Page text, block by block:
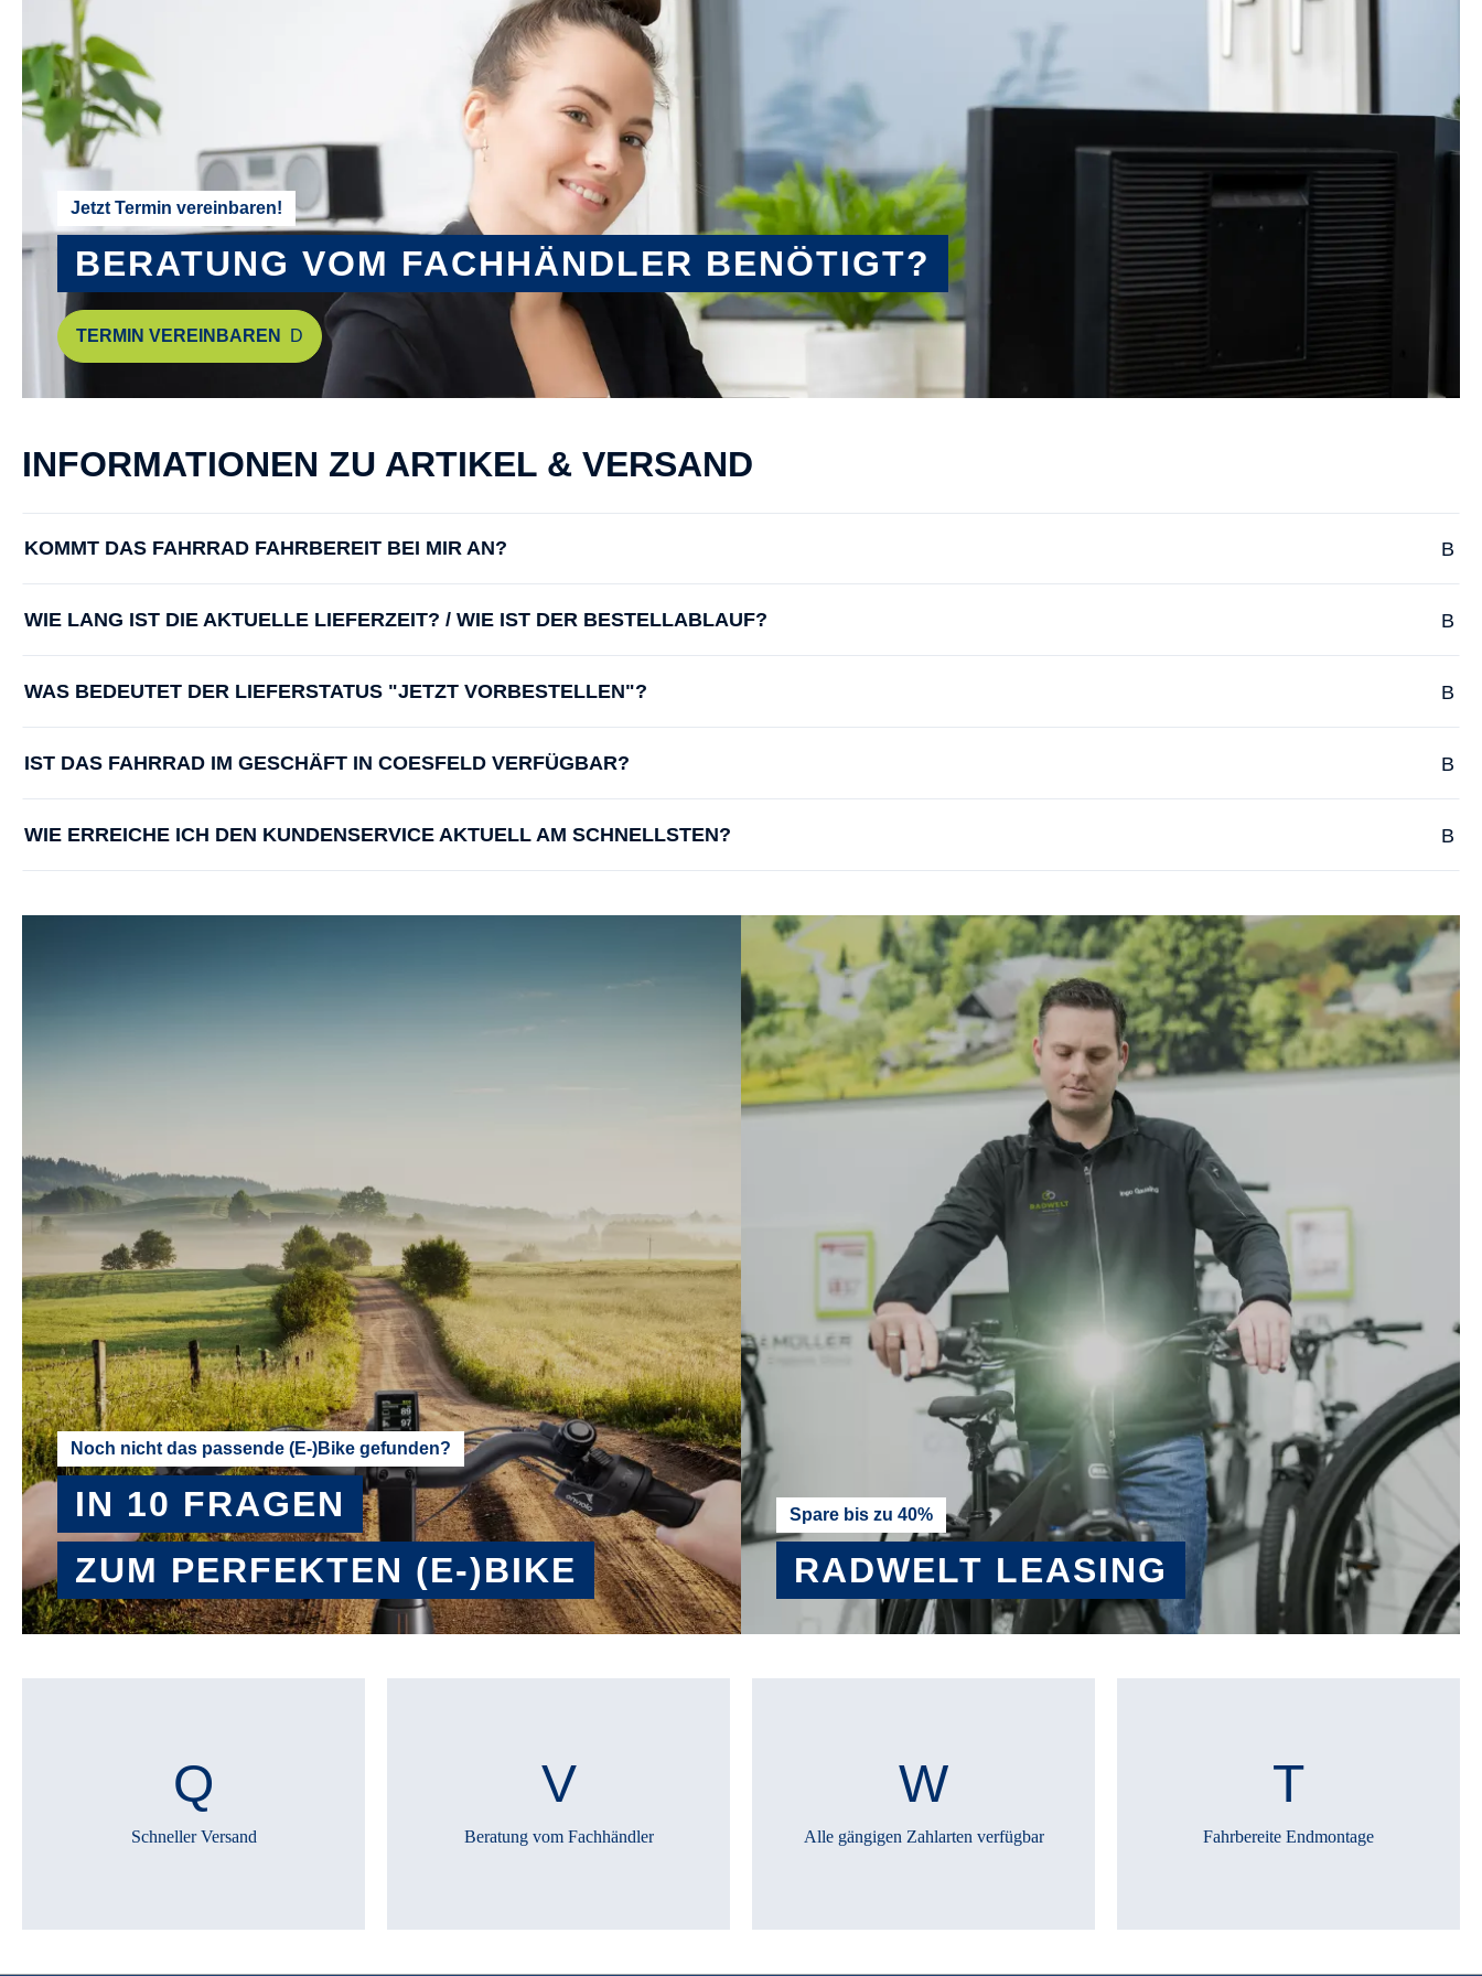
Jetzt Termin vereinbaren!
BERATUNG VOM FACHHÄNDLER BENÖTIGT?
TERMIN VEREINBAREN
INFORMATIONEN ZU ARTIKEL & VERSAND
KOMMT DAS FAHRRAD FAHRBEREIT BEI MIR AN?
WIE LANG IST DIE AKTUELLE LIEFERZEIT? / WIE IST DER BESTELLABLAUF?
WAS BEDEUTET DER LIEFERSTATUS "JETZT VORBESTELLEN"?
IST DAS FAHRRAD IM GESCHÄFT IN COESFELD VERFÜGBAR?
WIE ERREICHE ICH DEN KUNDENSERVICE AKTUELL AM SCHNELLSTEN?
Noch nicht das passende (E-)Bike gefunden?
IN 10 FRAGEN
ZUM PERFEKTEN (E-)BIKE
BERATER STARTEN
Spare bis zu 40%
RADWELT LEASING
MEHR ERFAHREN
Schneller Versand Beratung vom Fachhändler Alle gängigen Zahlarten verfügbar Fahrbereite Endmontage